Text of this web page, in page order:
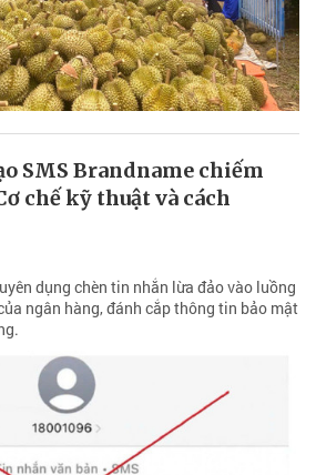
SMS Brandname chiếm
chế kỹ thuật và cách
dụng chèn tin nhắn lừa đảo vào luồng
ngân hàng, đánh cắp thông tin bảo mật